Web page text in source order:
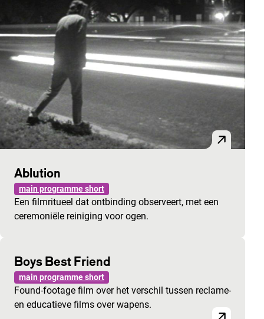
Ablution
main programme short
Een filmritueel dat ontbinding observeert, met een
ceremoniële reiniging voor ogen.
Boys Best Friend
main programme short
Found-footage film over het verschil tussen reclame-
en educatieve films over wapens.